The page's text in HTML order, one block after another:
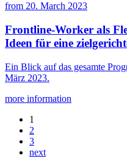
from 20. March 2023
Frontline-Worker als
Ideen für eine
Ein Blick auf das gesamte
März 2023.
more information
1
2
3
next